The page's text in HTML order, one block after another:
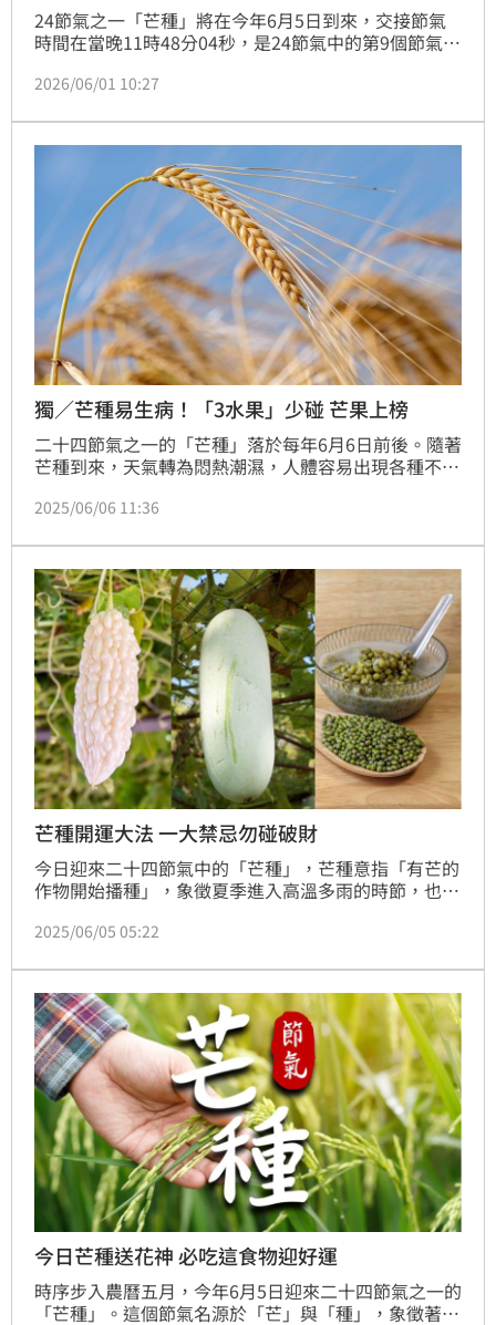
24節氣之一「芒種」將在今年6月5日到來，交接節氣
時間在當晚11時48分04秒，是24節氣中的第9個節氣，
當天交節氣後，進行一次徹底的大掃除，重點清理廚房
運。
2026/06/01 10:27
獨／芒種易生病！「3水果」少碰 芒果上榜
二十四節氣之一的「芒種」落於每年6月6日前後。隨著
芒種到來，天氣轉為悶熱潮濕，人體容易出現各種不適
疾病、皮膚病、心腦血管不適及精神疲憊等問題，民眾
如荔枝、芒果、龍眼。
2025/06/06 11:36
芒種開運大法 一大禁忌勿碰破財
今日迎來二十四節氣中的「芒種」，芒種意指「有芒的
作物開始播種」，象徵夏季進入高溫多雨的時節，也是
濕氣加重，民俗與養生上都有不少注意事項。
2025/06/05 05:22
今日芒種送花神 必吃這食物迎好運
時序步入農曆五月，今年6月5日迎來二十四節氣之一的
「芒種」。這個節氣名源於「芒」與「種」，象徵著有